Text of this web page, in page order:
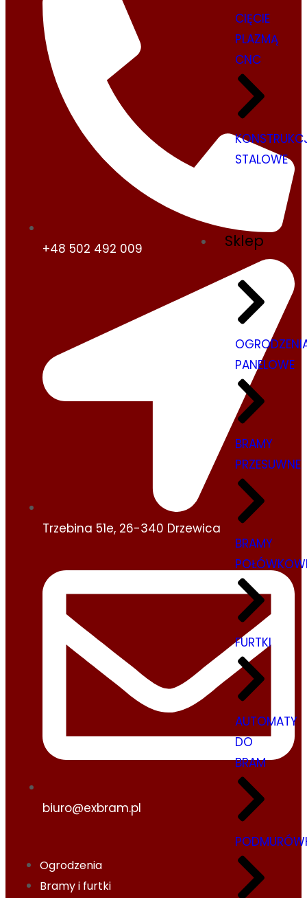
CIĘCIE
PLAZMĄ
CNC
STALOWE
Sklep
PANELOWE
BRAMY
PRZESUWNE
BRAMY
FURTKI
AUTOMATY
DO
BRAM
+48 502 492 009
Trzebina 51e, 26-340 Drzewica
biuro@exbram.pl
Ogrodzenia
Bramy i furtki